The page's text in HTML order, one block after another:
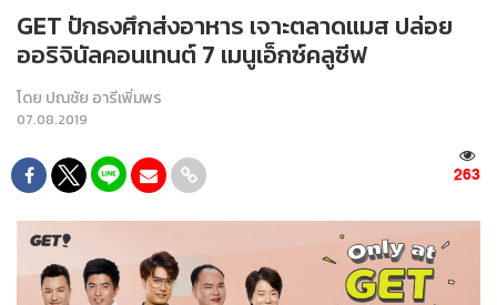
GET ปักธงศึกส่งอาหาร เจาะตลาดแมส ปล่อย
ออริจินัลคอนเทนต์ 7 เมนูเอ็กซ์คลูซีฟ
โดย ปณชัย อารีเพิ่มพร
07.08.2019
263